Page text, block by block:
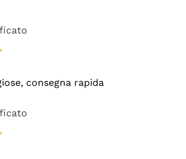
consegna rapida